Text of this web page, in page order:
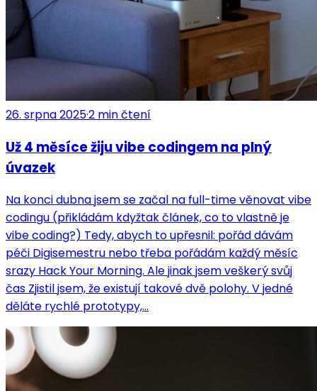
26. srpna 2025·2 min čtení
Už 4 měsíce žiju vibe codingem na plný
úvazek
Na konci dubna jsem se začal na full-time věnovat vibe
codingu (přikládám kdyžtak článek, co to vlastně je
vibe coding?) Tedy, abych to upřesnil: pořád dávám
péči Digisemestru nebo třeba pořádám každý měsíc
srazy Hack Your Morning. Ale jinak jsem veškerý svůj
čas Zjistil jsem, že existují takové dvě polohy. V jedné
děláte rychlé prototypy,...